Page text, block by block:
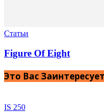
Статьи
Figure Of Eight
Это Вас
IS 250